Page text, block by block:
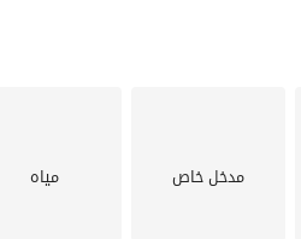
مدخل خاص مياه